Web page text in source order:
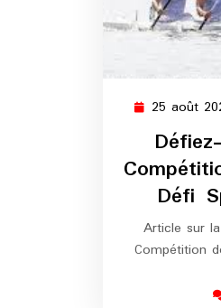
25 août
Défi
Article sur
Compétition